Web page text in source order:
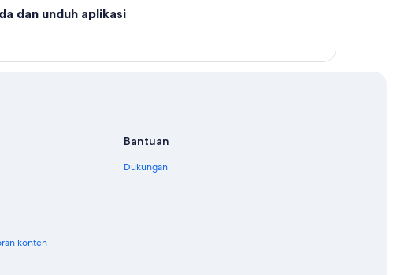
dan unduh aplikasi
konten
Bantuan
Dukungan